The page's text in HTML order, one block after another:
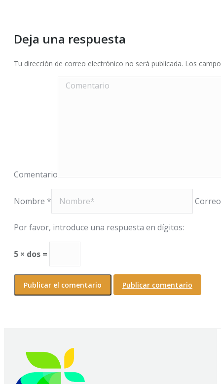
Deja una respuesta
Tu dirección de correo electrónico no será publicada. Los
Comentario
Nombre *
Por favor, introduce una respuesta en dígitos:
5 × dos =
Publicar comentario